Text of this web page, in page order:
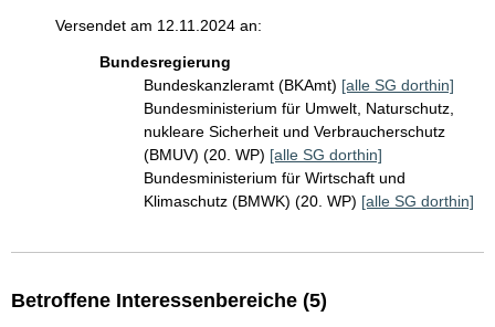
Versendet am 12.11.2024 an:
Bundesregierung
Bundeskanzleramt (BKAmt) [alle SG dorthin]
Bundesministerium für Umwelt, Naturschutz,
nukleare Sicherheit und Verbraucherschutz
(BMUV) (20. WP) [alle SG dorthin]
Bundesministerium für Wirtschaft und
Klimaschutz (BMWK) (20. WP) [alle SG dorthin]
Betroffene Interessenbereiche (5)